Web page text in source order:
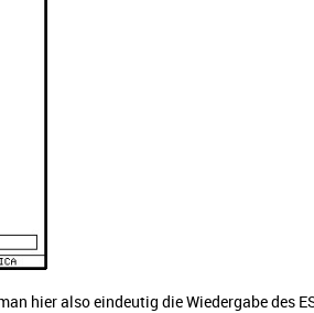
hier also eindeutig die Wiedergabe des